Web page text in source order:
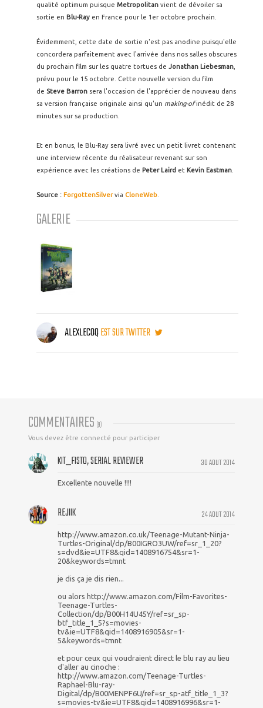
qualité optimum puisque Metropolitan vient de dévoiler sa
sortie en Blu-Ray en France pour le 1er octobre prochain.
Évidemment, cette date de sortie n'est pas anodine puisqu'elle
concordera parfaitement avec l'arrivée dans nos salles obscures
du prochain film sur les quatre tortues de Jonathan Liebesman
prévu pour le 15 octobre. Cette nouvelle version du film
de Steve Barron sera l'occasion de l'apprécier de nouveau dans
sa version française originale ainsi qu'un making-ofinédit de 28
minutes sur sa production.
Et en bonus, le Blu-Ray sera livré avec un petit livret contenant
une interview récente du réalisateur revenant sur son
expérience avec les créations de Peter Laird et Kevin Eastman
Source : ForgottenSilvervia CloneWeb
GALERIE
ALEXLECOQEST SUR TWITTER
COMMENTAIRES (9)
Vous devez être connecté pour participer
30 AOUT 2014
KIT_FISTO, SERIAL REVIEWER
Excellente nouvelle !!!!
24 AOUT 2014
REJIIK
http://www.amazon.co.uk/Teenage-Mutant-Ninja-
Turtles-Original/dp/B00IGRO3UW/ref=sr_1_20?
s=dvd&ie=UTF8&qid=1408916754&sr=1-
20&keywords=tmnt
je dis ça je dis rien...
ou alors http://www.amazon.com/Film-Favorites-
Teenage-Turtles-
Collection/dp/B00H14U45Y/ref=sr_sp-
btf_title_1_5?s=movies-
tv&ie=UTF8&qid=1408916905&sr=1-
5&keywords=tmnt
et pour ceux qui voudraient direct le blu ray au lieu
d'aller au cinoche :
http://www.amazon.com/Teenage-Turtles-
Raphael-Blu-ray-
Digital/dp/B00MENPF6U/ref=sr_sp-atf_title_1_3?
s=movies-tv&ie=UTF8&qid=1408916996&sr=1-